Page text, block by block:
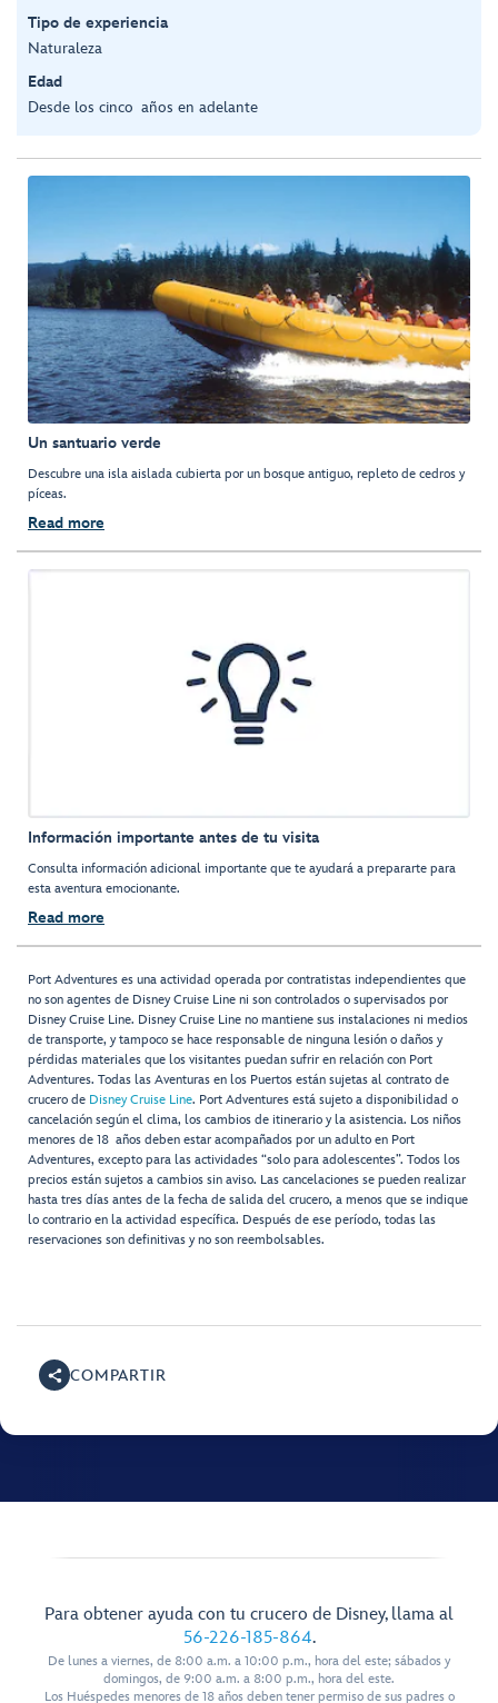
Tipo de experiencia
Naturaleza
Edad
Desde los cinco años en adelante
Un santuario verde
Descubre una isla aislada cubierta por un bosque antiguo, repleto de cedros y
píceas.
Read more
Información importante antes de tu visita
Consulta información adicional importante que te ayudará a prepararte para
esta aventura emocionante.
Read more
Port Adventures es una actividad operada por contratistas independientes que
no son agentes de Disney Cruise Line ni son controlados o supervisados por
Disney Cruise Line. Disney Cruise Line no mantiene sus instalaciones ni medios
de transporte, y tampoco se hace responsable de ninguna lesión o daños y
pérdidas materiales que los visitantes puedan sufrir en relación con Port
Adventures. Todas las Aventuras en los Puertos están sujetas al contrato de
crucero de Disney Cruise Line. Port Adventures está sujeto a disponibilidad o
cancelación según el clima, los cambios de itinerario y la asistencia. Los niños
menores de 18 años deben estar acompañados por un adulto en Port
Adventures, excepto para las actividades “solo para adolescentes”. Todos los
precios están sujetos a cambios sin aviso. Las cancelaciones se pueden realizar
hasta tres días antes de la fecha de salida del crucero, a menos que se indique
lo contrario en la actividad específica. Después de ese período, todas las
reservaciones son definitivas y no son reembolsables.
COMPARTIR
Para obtener ayuda con tu crucero de Disney, llama al
56-226-185-864.
De lunes a viernes, de 8:00 a.m. a 10:00 p.m., hora del este; sábados y
domingos, de 9:00 a.m. a 8:00 p.m., hora del este.
Los Huéspedes menores de 18 años deben tener permiso de sus padres o